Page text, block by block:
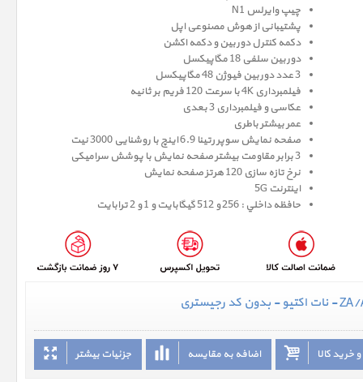
چیپ وایرلس N1
پشتیبانی از هوش مصنوعی اپل
دکمه کنترل دوربین و دکمه اکشن
دوربین سلفی 18 مگاپیکسل
3 عدد دوربین فیوژن 48 مگاپیکسل
فیلمبرداری 4K با سرعت 120 فریم بر ثانیه
عکاسی و فیلمبرداری 3 بعدی
عمر بیشتر باطری
صفحه نمايش سوپر رتينا 6.9 اينچ با روشنایی 3000 نیت
3 برابر مقاومت بیشتر صفحه نمایش با پوشش سرامیکی
نرخ تازه سازی 120 هرتز صفحه نمایش
اینترنت 5G
حافظه داخلي : 256 و 512 گيگابايت و 1 و 2 ترابایت
جزئیات بیشتر اضافه به مقایسه خرید کالا